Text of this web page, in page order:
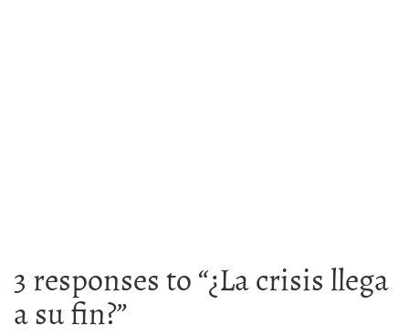
3 responses to “¿La crisis llega
a su fin?”